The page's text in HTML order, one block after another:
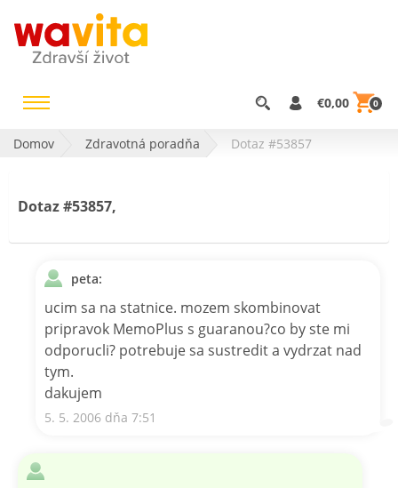
€0,00 0
Domov Zdravotná poradňa Dotaz #53857
Dotaz #53857,
peta:
ucim sa na statnice. mozem skombinovat
pripravok MemoPlus s guaranou?co by ste mi
odporucli? potrebuje sa sustredit a vydrzat nad
tym.
dakujem
5. 5. 2006 dňa 7:51